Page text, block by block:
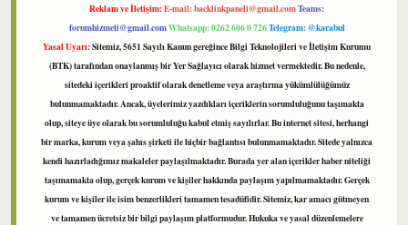
Reklam ve İletişim:E-mail:backlinkpaneli@gmail.comTeams:
forumhizmeti@gmail.comWhatsapp: 0262 606 0 726Telegram: @karabul
Yasal Uyarı:Sitemiz, 5651 Sayılı Kanun gereğince Bilgi Teknolojileri ve İletişim Kurumu
(BTK) tarafından onaylanmış bir Yer Sağlayıcı olarak hizmet vermektedir. Bu nedenle,
sitedeki içerikleri proaktif olarak denetleme veya araştırma yükümlülüğümüz
bulunmamaktadır. Ancak, üyelerimiz yazdıkları içeriklerin sorumluluğunu taşımakta
olup, siteye üye olarak bu sorumluluğu kabul etmiş sayılırlar. Bu internet sitesi, herhangi
bir marka, kurum veya şahıs şirketi ile hiçbir bağlantısı bulunmamaktadır. Sitede yalnızca
kendi hazırladığımız makaleler paylaşılmaktadır. Burada yer alan içerikler haber niteliği
taşımamakta olup, gerçek kurum ve kişiler hakkında paylaşım yapılmamaktadır. Gerçek
kurum ve kişiler ile isim benzerlikleri tamamen tesadüfidir. Sitemiz, kar amacı gütmeyen
ve tamamen ücretsiz bir bilgi paylaşım platformudur. Hukuka ve yasal düzenlemelere